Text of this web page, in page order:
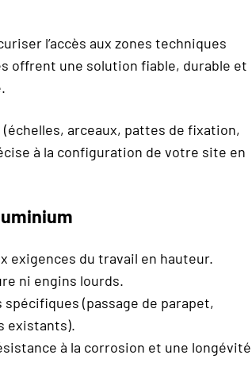
l’accès aux zones techniques
offrent une solution fiable, durable et
arceaux, pattes de fixation,
à la configuration de votre site en
exigences du travail en hauteur.
ni engins lourds.
(passage de parapet,
existants).
à la corrosion et une longévité